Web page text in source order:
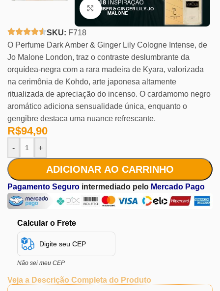
Clique para ampliar
SKU: F718
O Perfume Dark Amber & Ginger Lily Cologne Intense, de
Jo Malone London, traz o contraste deslumbrante da
orquídea-negra com a rara madeira de Kyara, valorizada
na cerimônia de Kohdo, arte japonesa altamente
ritualizada de apreciação do incenso. O cardamomo negro
aromático adiciona sensualidade única, enquanto o
gengibre destaca uma nuance refrescante.
R$94,90
- +
ADICIONAR AO CARRINHO
Pagamento Seguro intermediado pelo Mercado Pago
Calcular o Frete
Não sei meu CEP
Veja a Descrição Completa do Produto